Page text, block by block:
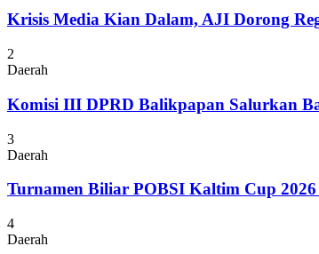
Krisis Media Kian Dalam, AJI Dorong
2
Daerah
Komisi III DPRD Balikpapan Salurkan
3
Daerah
Turnamen Biliar POBSI Kaltim Cup 2026
4
Daerah